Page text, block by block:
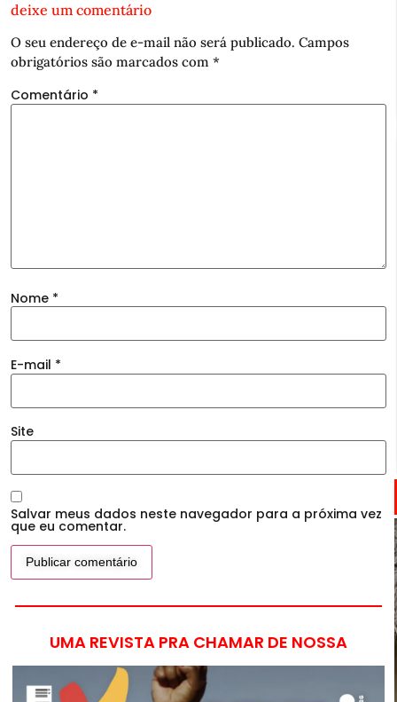
deixe um comentário
O seu endereço de e-mail não será publicado. Campos
obrigatórios são marcados com *
Comentário *
Nome *
E-mail *
Site
Salvar meus dados neste navegador para a próxima vez
que eu comentar.
UMA REVISTA PRA CHAMAR DE NOSSA